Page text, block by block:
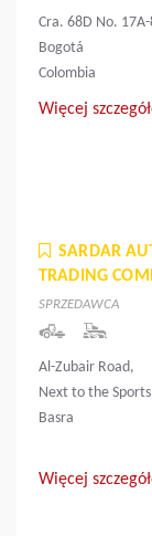
Cra. 68D No.
Bogotá
Colombia
Więcej
SARDAR
TRADING
SPRZEDAWCA
Al-Zubair Road,
Next to the
Basra
Więcej